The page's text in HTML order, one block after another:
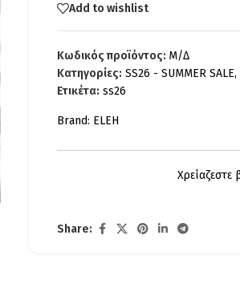
Add to wishlist
Κωδικός προϊόντος: Μ/Δ
Κατηγορίες: SS26 - SUMMER SALE,
Ετικέτα: ss26
Brand: ELEH
Χρείαζεστε
Share: